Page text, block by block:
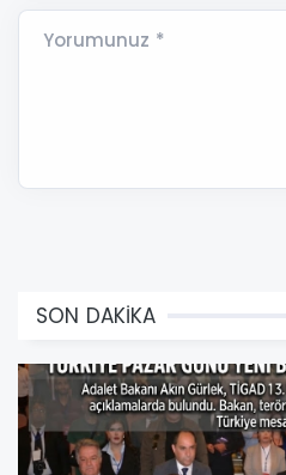
Yorumunuz *
SON DAKİKA